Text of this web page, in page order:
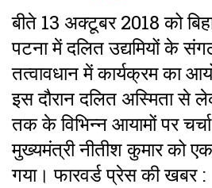
बीते 13 अक्टूबर 2018 को
पटना में दलित उद्यमियों के
तत्वावधान में कार्यक्रम का
इस दौरान दलित अस्मिता से
तक के विभिन्न आयामों पर
मुख्यमंत्री नीतीश कुमार को एक
गया। फारवर्ड प्रेस की खबर :